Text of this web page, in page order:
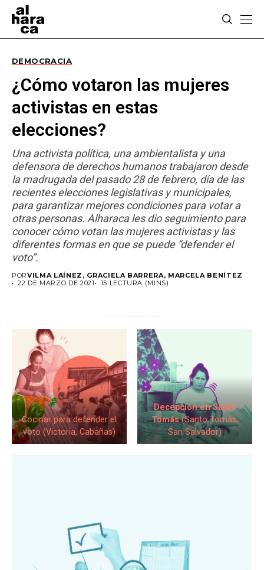
DEMOCRACIA
¿Cómo votaron las mujeres
activistas en estas
elecciones?
Una activista política, una ambientalista y una
defensora de derechos humanos trabajaron desde
la madrugada del pasado 28 de febrero, día de las
recientes elecciones legislativas y municipales,
para garantizar mejores condiciones para votar a
otras personas. Alharaca les dio seguimiento para
conocer cómo votan las mujeres activistas y las
diferentes formas en que se puede “defender el
voto”.
PORVILMA LAÍNEZ, GRACIELA BARRERA, MARCELA BENÍTEZ
22 DE MARZO DE 2021
15 LECTURA (MINS)
Cocinar para defender el
voto (Victoria, Cabañas)
Decepción en Santo
Tomás(Santo Tomás,
San Salvador)